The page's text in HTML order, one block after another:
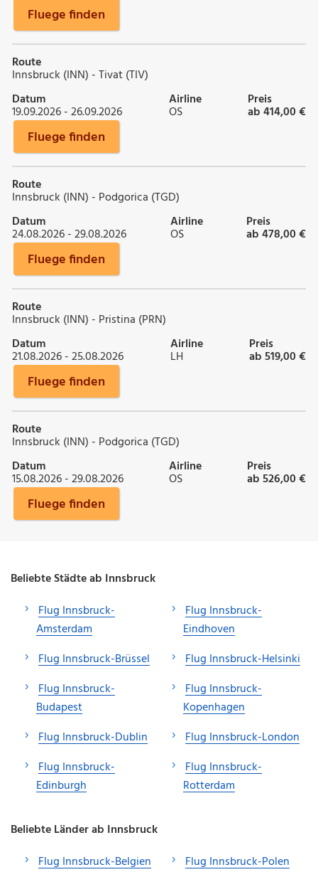
Fluege finden
Route
Innsbruck (INN) - Tivat (TIV)
Datum
19.09.2026 - 26.09.2026
Airline
OS
Preis
ab 414,00 €
Fluege finden
Route
Innsbruck (INN) - Podgorica (TGD)
Datum
24.08.2026 - 29.08.2026
Airline
OS
Preis
ab 478,00 €
Fluege finden
Route
Innsbruck (INN) - Pristina (PRN)
Datum
21.08.2026 - 25.08.2026
Airline
LH
Preis
ab 519,00 €
Fluege finden
Route
Innsbruck (INN) - Podgorica (TGD)
Datum
15.08.2026 - 29.08.2026
Airline
OS
Preis
ab 526,00 €
Fluege finden
Beliebte Städte ab Innsbruck
Flug Innsbruck-
Amsterdam
Flug Innsbruck-Brüssel
Flug Innsbruck-
Budapest
Flug Innsbruck-Dublin
Flug Innsbruck-
Edinburgh
Flug Innsbruck-
Eindhoven
Flug Innsbruck-Helsinki
Flug Innsbruck-
Kopenhagen
Flug Innsbruck-London
Flug Innsbruck-
Rotterdam
Beliebte Länder ab Innsbruck
Flug Innsbruck-Belgien
Flug Innsbruck-Polen